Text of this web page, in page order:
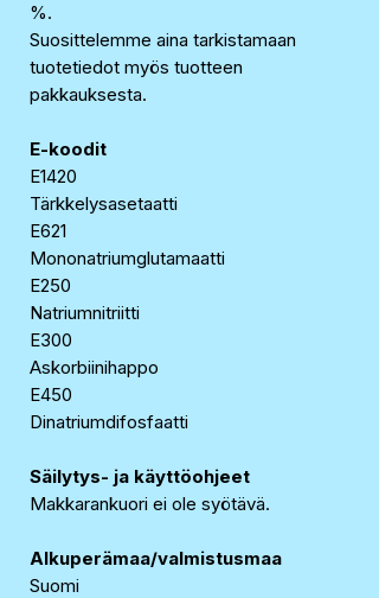
%.
Suosittelemme aina tarkistamaan
tuotetiedot myös tuotteen
pakkauksesta.
E-koodit
E1420
Tärkkelysasetaatti
E621
Mononatriumglutamaatti
E250
Natriumnitriitti
E300
Askorbiinihappo
E450
Dinatriumdifosfaatti
Säilytys- ja käyttöohjeet
Makkarankuori ei ole syötävä.
Alkuperämaa/valmistusmaa
Suomi